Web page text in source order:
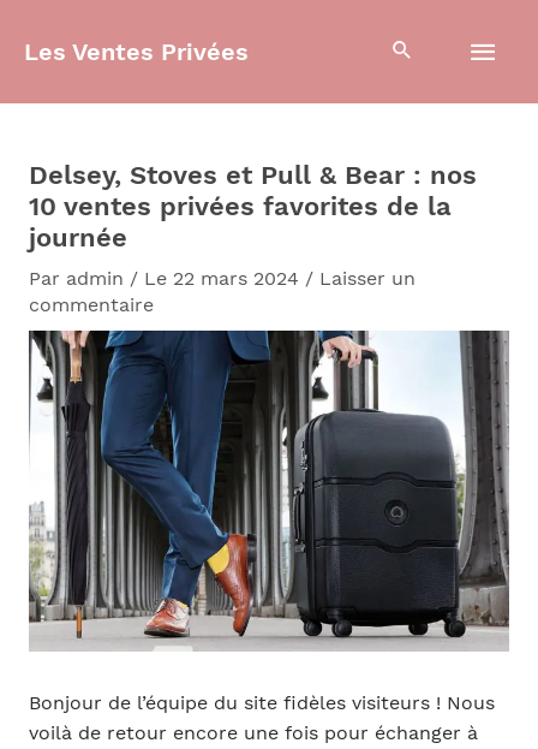
Les Ventes Privées
Delsey, Stoves et Pull & Bear : nos
10 ventes privées favorites de la
journée
Par admin / Le 22 mars 2024 / Laisser un
commentaire
Bonjour de l’équipe du site fidèles visiteurs ! Nous
voilà de retour encore une fois pour échanger à